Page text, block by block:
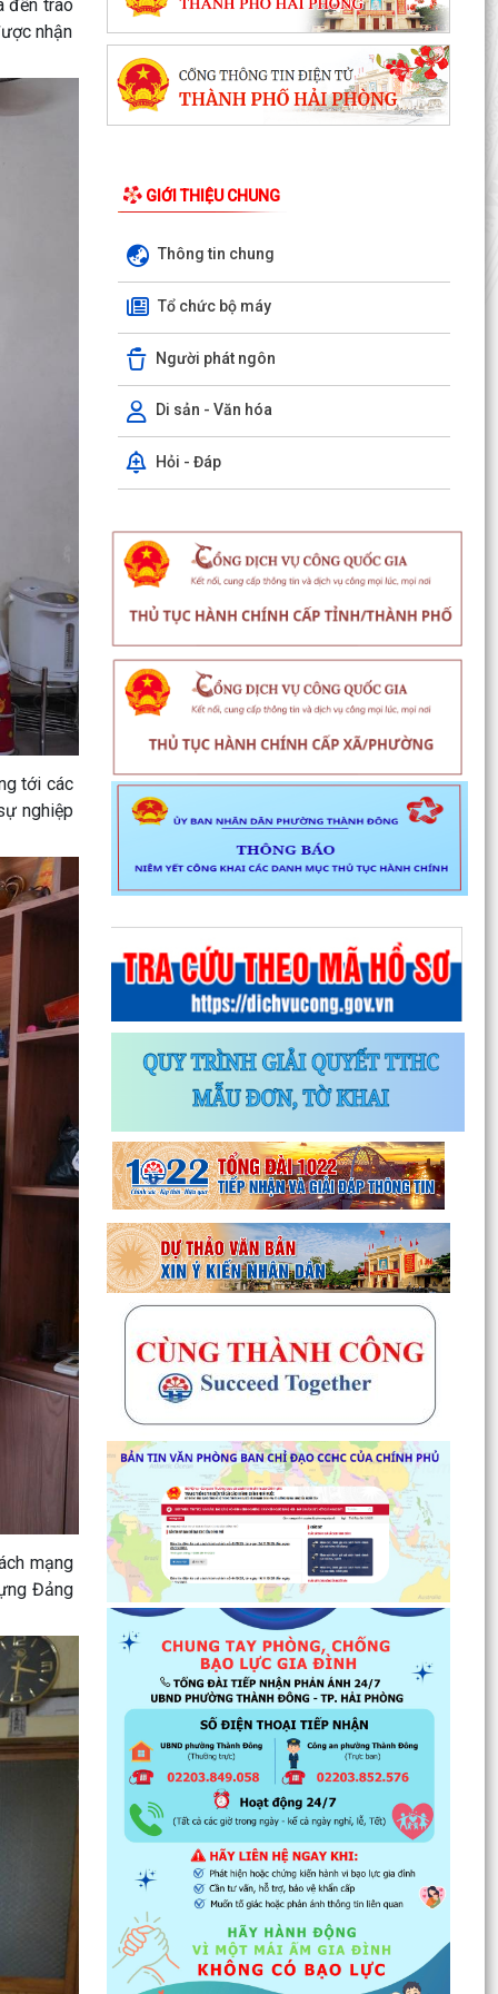
đến trao
nhận
tới các
nghiệp
mạng
Đảng
GIỚI THIỆU CHUNG
Thông tin chung
Tổ chức bộ máy
Người phát ngôn
Di sản - Văn hóa
Hỏi - Đáp
Thông báo về chương trình thu hồi để kiểm tra,
khắc phục sự cố các dòng xe mô tô Honda
CB1000...
Kết quả Kỳ họp thứ 3 HĐND thành phố Hải
Phòng khóa XIV, nhiệm kỳ 2021 - 2026
Đẩy mạnh tuyên truyền thực hiện Chương trình
hành động của Thành ủy về xây dựng và hoàn
thiện nhà...
Tăng cường các giải pháp đấu tranh, ngăn chặn
và xử lý hành vi xâm phạm quyền sở hữu trí tuệ
trên...
Ủy ban nhân dân phường Thành Đông thông
báo về việc chấm dứt hoạt động kinh doanh tại
Chợ tạm Chi...
Đảng ủy phường Thành Đông đẩy mạnh tuyên
truyền, thực hiện Nghị quyết số 27-NQ/TW về
Phường Thành Đông tăng cương phân loại chất
thải rắn sinh hoạt tại nguồn: Hành động nhỏ, ý
nghĩa...
Phường Thành Đông tuyên truyền chương trình
tuyển chọn thực tập sinh nữ đi thực tập kỹ thuật
tại...